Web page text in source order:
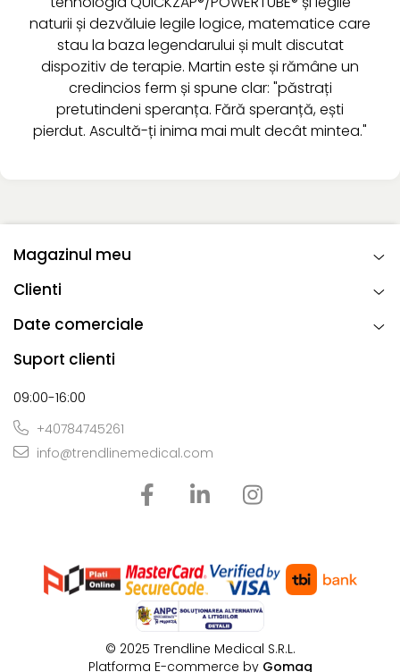
naturii și dezvăluie legile logice, matematice care
stau la baza legendarului și mult discutat
dispozitiv de terapie. Martin este și rămâne un
credincios ferm și spune clar: "păstrați
pretutindeni speranța. Fără speranță, ești
pierdut. Ascultă-ți inima mai mult decât mintea."
Magazinul meu
Clienti
Date comerciale
Suport clienti
09:00-16:00
+40784745261
info@trendlinemedical.com
© 2025 Tr​endline Medical S.R.L.
Platforma E-commerce byGomag